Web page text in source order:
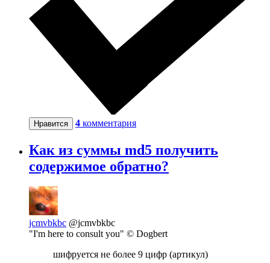
Нравится 4 комментария
Как из суммы md5 получить
содержимое обратно?
jcmvbkbc @jcmvbkbc
"I'm here to consult you" © Dogbert
шифруется не более 9 цифр (артикул)